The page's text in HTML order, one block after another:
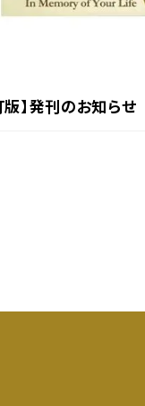
】発刊のお知らせ